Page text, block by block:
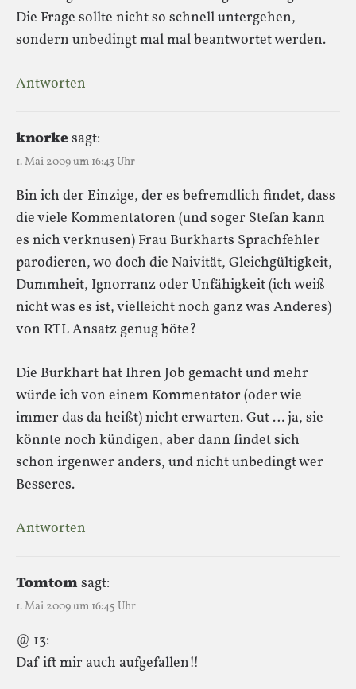
Die Frage sollte nicht so schnell untergehen,
sondern unbedingt mal mal beantwortet werden.
Antworten
knorkesagt:
1. Mai 2009 um 16:43 Uhr
Bin ich der Einzige, der es befremdlich findet, dass
die viele Kommentatoren (und soger Stefan kann
es nich verknusen) Frau Burkharts Sprachfehler
parodieren, wo doch die Naivität, Gleichgültigkeit,
Dummheit, Ignorranz oder Unfähigkeit (ich weiß
nicht was es ist, vielleicht noch ganz was Anderes)
von RTL Ansatz genug böte?
Die Burkhart hat Ihren Job gemacht und mehr
würde ich von einem Kommentator (oder wie
immer das da heißt) nicht erwarten. Gut … ja, sie
könnte noch kündigen, aber dann findet sich
schon irgenwer anders, und nicht unbedingt wer
Besseres.
Antworten
Tomtomsagt:
1. Mai 2009 um 16:45 Uhr
@ 13:
Daf ift mir auch aufgefallen!!